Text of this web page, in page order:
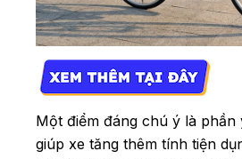
Một điểm đáng chú ý là phần
giúp xe tăng thêm tính tiện